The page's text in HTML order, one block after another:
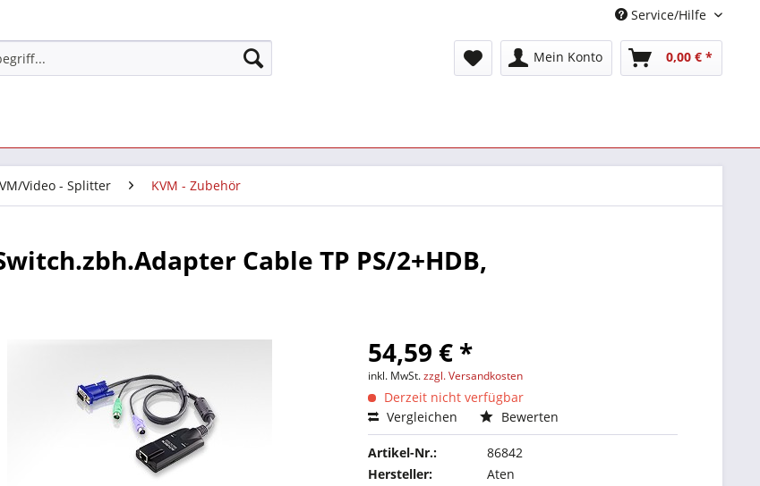
Service/Hilfe
Mein Konto 0,00 € *
Video - Splitter KVM - Zubehör
Cable TP PS/2+HDB,
54,59 € *
inkl. MwSt.zzgl. Versandkosten
Derzeit nicht verfügbar
Vergleichen
Bewerten
Artikel-Nr.:
86842
Hersteller:
Aten